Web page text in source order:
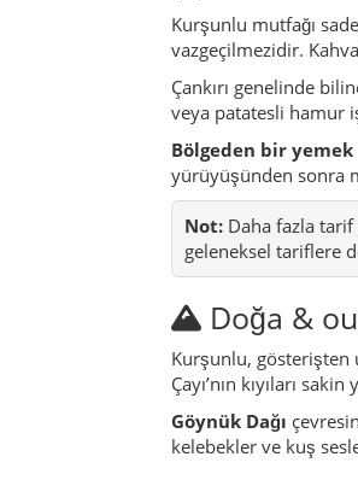
Kurşunlu, gösterişten
Çayı’nın kıyıları
Göynük Dağı
kelebekler ve kuş
Festivaller
Kurşunlu’daki birçok
programlar. Çoğu
Özellikle yaz
sırasında belediye,
Tarih &
Antik ve
Osmanlı
17. yüzyıl:
20. yüzyıl: